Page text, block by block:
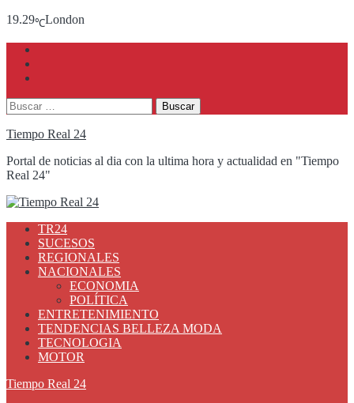
19.29℃London
Buscar:
Tiempo Real 24
Portal de noticias al dia con la ultima hora y actualidad en "Tiempo
Real 24"
TR24
SUCESOS
REGIONALES
NACIONALES
ECONOMIA
POLÍTICA
ENTRETENIMIENTO
TENDENCIAS BELLEZA MODA
TECNOLOGIA
MOTOR
Tiempo Real 24